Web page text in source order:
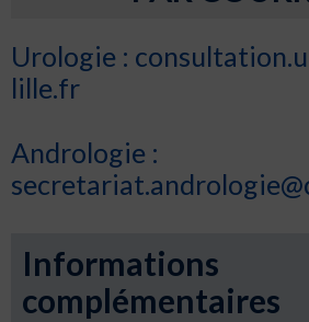
Urologie :
lille.fr
Andrologie :
Informations
complémentaires